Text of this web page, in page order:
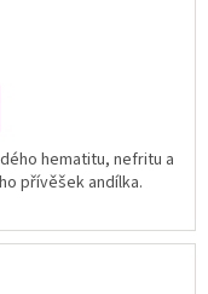
hematitu, nefritu a
přívěšek andílka.